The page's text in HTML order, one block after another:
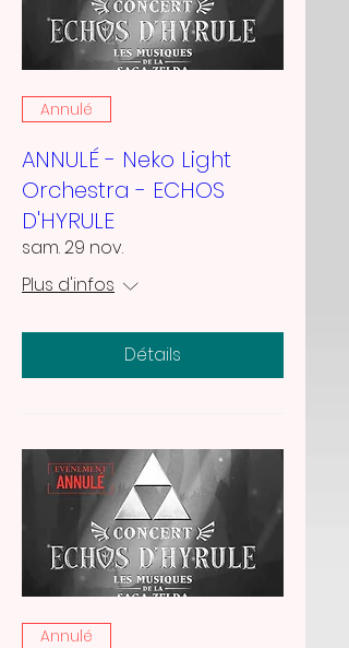
Annulé
ANNULÉ - Neko Light
Orchestra - ECHOS
D'HYRULE
sam. 29 nov.
Plus d'infos
Détails
Annulé